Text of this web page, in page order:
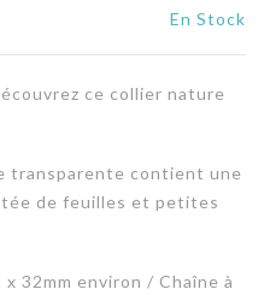
En Stock
ce collier nature
transparente contient une
de feuilles et petites
32mm environ / Chaîne à